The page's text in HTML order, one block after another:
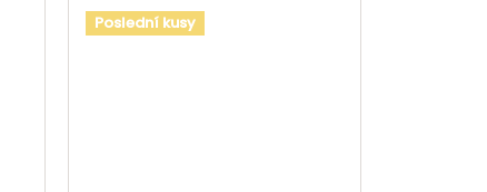
Poslední kusy